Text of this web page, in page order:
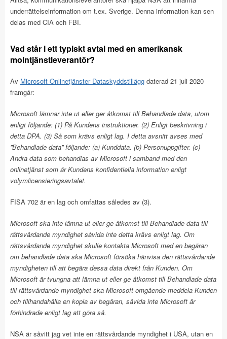
underrättelseinformation om t.ex. Sverige. Denna information kan sen
delas med CIA och FBI.
Vad står i ett typiskt avtal med en amerikansk
molntjänstleverantör?
Av Microsoft Onlinetjänster Dataskyddstillägg daterad 21 juli 2020
framgår:
Microsoft lämnar inte ut eller ger åtkomst till Behandlade data, utom
enligt följande: (1) På Kundens instruktioner. (2) Enligt beskrivning i
detta DPA. (3) Så som krävs enligt lag. I detta avsnitt avses med
”Behandlade data” följande: (a) Kunddata. (b) Personuppgifter. (c)
Andra data som behandlas av Microsoft i samband med den
onlinetjänst som är Kundens konfidentiella information enligt
volymlicensieringsavtalet.
FISA 702 är en lag och omfattas således av (3).
Microsoft ska inte lämna ut eller ge åtkomst till Behandlade data till
rättsvårdande myndighet såvida inte detta krävs enligt lag. Om
rättsvårdande myndighet skulle kontakta Microsoft med en begäran
om behandlade data ska Microsoft försöka hänvisa den rättsvårdande
myndigheten till att begära dessa data direkt från Kunden. Om
Microsoft är tvungna att lämna ut eller ge åtkomst till Behandlade data
till rättsvårdande myndighet ska Microsoft omgående meddela Kunden
och tillhandahålla en kopia av begäran, såvida inte Microsoft är
förhindrade enligt lag att göra så.
NSA är såvitt jag vet inte en rättsvårdande myndighet i USA, utan en